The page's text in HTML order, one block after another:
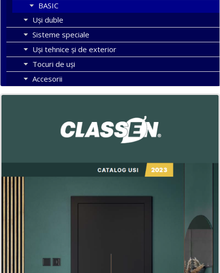
BASIC
Uşi duble
Sisteme speciale
Uși tehnice și de exterior
Tocuri de uși
Accesorii